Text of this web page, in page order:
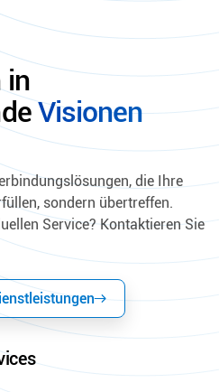
in
Visionen
die Ihre
sondern übertreffen.
Service? Kontaktieren Sie